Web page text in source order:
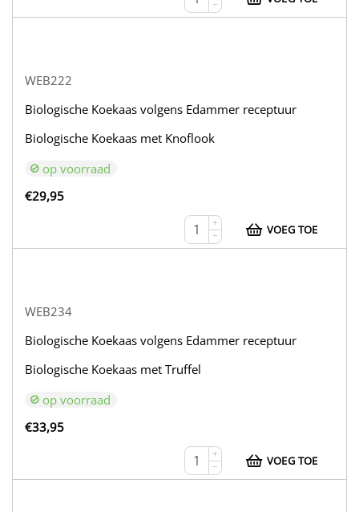
−
WEB222
Biologische Koekaas volgens Edammer receptuur
Biologische Koekaas met Knoflook
op voorraad
€29,95
+
−
VOEG TOE
WEB234
Biologische Koekaas volgens Edammer receptuur
Biologische Koekaas met Truffel
op voorraad
€33,95
+
−
VOEG TOE